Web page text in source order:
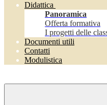
Didattica
Panoramica
Offerta formativa
I progetti delle
Documenti utili
Contatti
Modulistica